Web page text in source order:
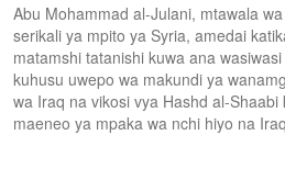
Abu Mohammad al-Julani, mtawala wa
serikali ya mpito ya Syria, amedai
matamshi tatanishi kuwa ana wasiwasi
kuhusu uwepo wa makundi ya
wa Iraq na vikosi vya Hashd al-Shaabi
maeneo ya mpaka wa nchi hiyo na